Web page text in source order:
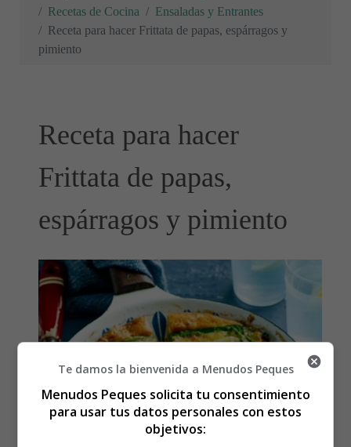
Recetas de Cocina
Ensaladas y Entrantes
Receta para hacer Frittata de papas, espárragos y
pimiento
Receta para hacer
Frittata de papas,
espárragos y pimiento
Te damos la bienvenida a Menudos Peques
Menudos Peques solicita tu consentimiento
para usar tus datos personales con estos
objetivos: